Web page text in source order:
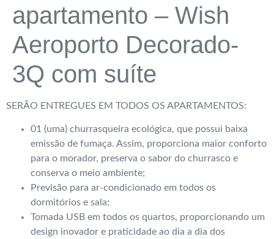
apartamento – Wish
Aeroporto Decorado-
3Q com suíte
SERÃO ENTREGUES EM TODOS OS APARTAMENTOS:
01 (uma) churrasqueira ecológica, que possui baixa
emissão de fumaça. Assim, proporciona maior conforto
para o morador, preserva o sabor do churrasco e
conserva o meio ambiente;
Previsão para ar-condicionado em todos os
dormitórios e sala;
Tomada USB em todos os quartos, proporcionando um
design inovador e praticidade ao dia a dia dos